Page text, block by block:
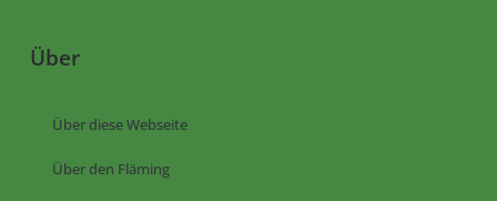
Über
Über diese Webseite
Über den Fläming